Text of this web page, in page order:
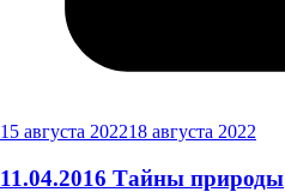
15 августа 202218 августа 2022
11.04.2016 Тайны природы